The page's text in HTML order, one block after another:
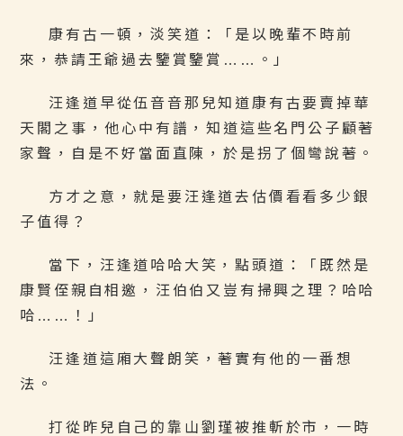
康有古一頓，淡笑道：「是以晚輩不時前
來，恭請王爺過去鑒賞鑒賞……。」
汪逢道早從伍音音那兒知道康有古要賣掉華
天閣之事，他心中有譜，知道這些名門公子顧著
家聲，自是不好當面直陳，於是拐了個彎說著。
方才之意，就是要汪逢道去估價看看多少銀
子值得？
當下，汪逢道哈哈大笑，點頭道：「既然是
康賢侄親自相邀，汪伯伯又豈有掃興之理？哈哈
哈……！」
汪逢道這廂大聲朗笑，著實有他的一番想
法。
打從昨兒自己的靠山劉瑾被推斬於市，一時